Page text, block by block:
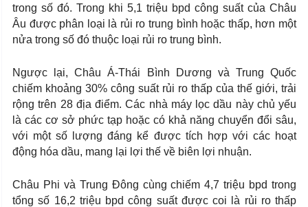
trong số đó. Trong khi 5,1 triệu bpd công suất của Châu
Âu được phân loại là rủi ro trung bình hoặc thấp, hơn một
nửa trong số đó thuộc loại rủi ro trung bình.
Ngược lại, Châu Á-Thái Bình Dương và Trung Quốc
chiếm khoảng 30% công suất rủi ro thấp của thế giới, trải
rộng trên 28 địa điểm. Các nhà máy lọc dầu này chủ yếu
là các cơ sở phức tạp hoặc có khả năng chuyển đổi sâu,
với một số lượng đáng kể được tích hợp với các hoạt
động hóa dầu, mang lại lợi thế về biên lợi nhuận.
Châu Phi và Trung Đông cùng chiếm 4,7 triệu bpd trong
tổng số 16,2 triệu bpd công suất được coi là rủi ro thấp